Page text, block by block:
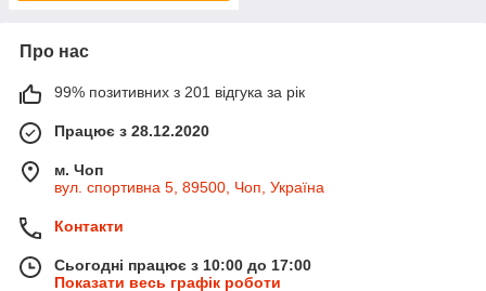
Про нас
99% позитивних з 201 відгука за рік
Працює з 28.12.2020
м. Чоп
вул. спортивна 5, 89500, Чоп, Україна
Контакти
Сьогодні працює з 10:00 до 17:00
Показати весь графік роботи